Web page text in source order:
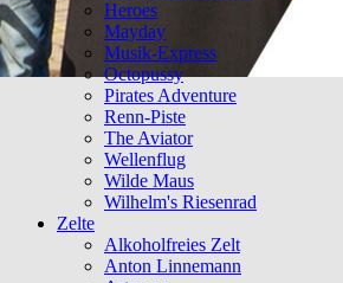
Heroes
Mayday
Musik-Express
Octopussy
Pirates Adventure
Renn-Piste
The Aviator
Wellenflug
Wilde Maus
Wilhelm's Riesenrad
Zelte
Alkoholfreies Zelt
Anton Linnemann